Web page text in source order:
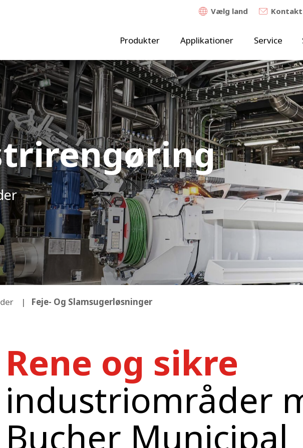
Vælg land
Produkter Applikationer Service
Feje- Og Slamsugerløsninger
Rene og sikre
industriområder
Bucher Municipal